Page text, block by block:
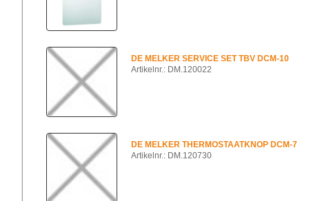
DE MELKER SERVICE SET TBV DCM-10
Artikelnr.: DM.120022
DE MELKER THERMOSTAATKNOP DCM-7
Artikelnr.: DM.120730